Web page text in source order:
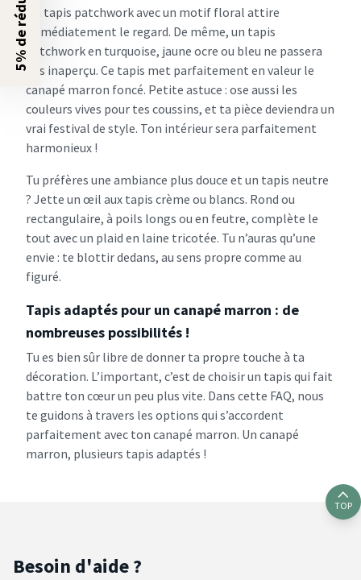
Un tapis patchwork avec un motif floral attire
immédiatement le regard. De même, un tapis
patchwork en turquoise, jaune ocre ou bleu ne passera
pas inaperçu. Ce tapis met parfaitement en valeur le
canapé marron foncé. Petite astuce : ose aussi les
couleurs vives pour tes coussins, et ta pièce deviendra un
vrai festival de style. Ton intérieur sera parfaitement
harmonieux !
Tu préfères une ambiance plus douce et un tapis neutre
? Jette un œil aux tapis crème ou blancs. Rond ou
rectangulaire, à poils longs ou en feutre, complète le
tout avec un plaid en laine tricotée. Tu n’auras qu’une
envie : te blottir dedans, au sens propre comme au
figuré.
Tapis adaptés pour un canapé marron : de
nombreuses possibilités !
Tu es bien sûr libre de donner ta propre touche à ta
décoration. L’important, c’est de choisir un tapis qui fait
battre ton cœur un peu plus vite. Dans cette FAQ, nous
te guidons à travers les options qui s’accordent
parfaitement avec ton canapé marron. Un canapé
marron, plusieurs tapis adaptés !
TOP
Besoin d'aide ?